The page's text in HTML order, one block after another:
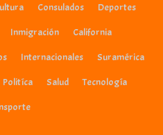
Consulados Deportes
Inmigración California
Internacionales Suramérica
Politíca Salud Tecnología